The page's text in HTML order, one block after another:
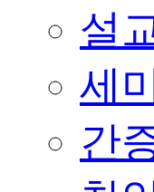
설
세
간